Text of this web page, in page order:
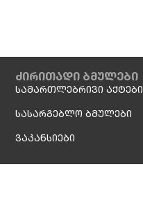
ძირითადი ბმულები
სამართლებრივი აქტები
სასარგებლო ბმულები
ვაკანსიები